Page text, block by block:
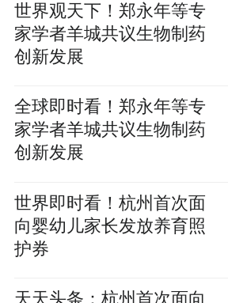
世界观天下！郑永年等专
家学者羊城共议生物制药
创新发展
全球即时看！郑永年等专
家学者羊城共议生物制药
创新发展
世界即时看！杭州首次面
向婴幼儿家长发放养育照
护券
天天头条：杭州首次面向